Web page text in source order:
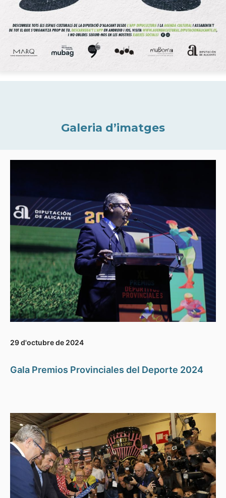
Galeria d’imatges
29 d'octubre de 2024
Gala Premios Provinciales del Deporte 2024